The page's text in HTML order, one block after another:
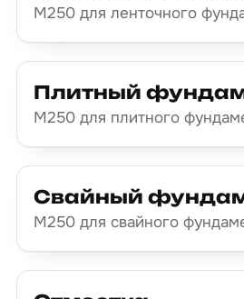
М250 для ленточного
Плитный
М250 для плитного
Свайный
М250 для свайного